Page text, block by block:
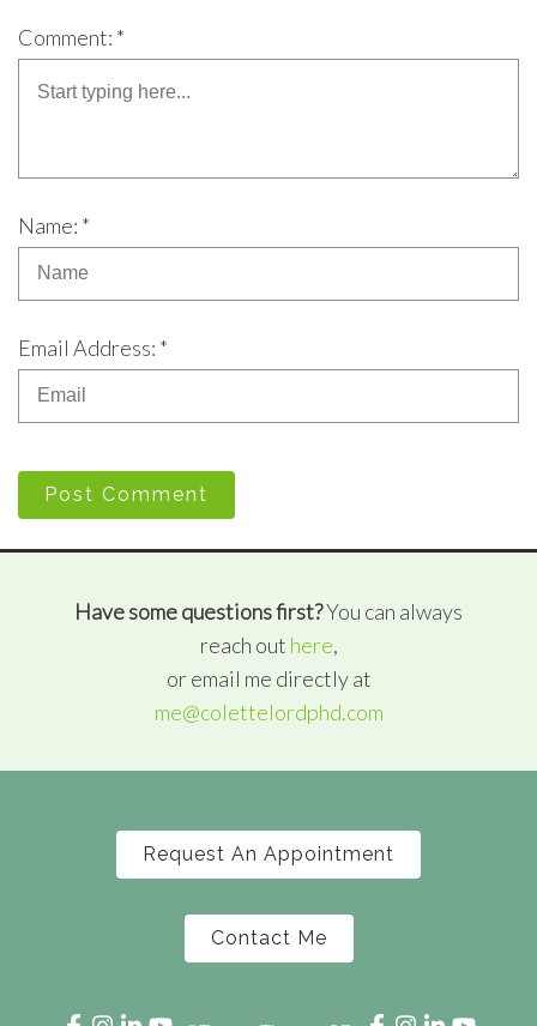
Comment: *
Name: *
Email Address: *
Post Comment
Have some questions first?You can always
reach out here,
or email me directly at
me@colettelordphd.com
Request An Appointment
Contact Me